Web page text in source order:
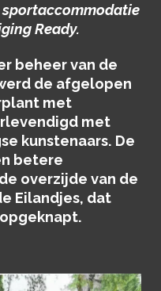
sportaccommodatie
Ready.
beheer van de
de afgelopen
met
met
kunstenaars. De
betere
overzijde van de
Eilandjes, dat